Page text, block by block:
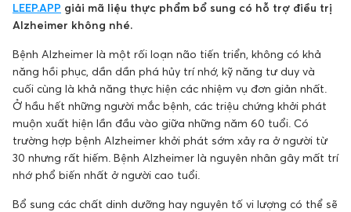
LEEP.APP giải mã liệu thực phẩm bổ sung có hỗ trợ điều trị
Alzheimer không nhé.
Bệnh Alzheimer là một rối loạn não tiến triển, không có khả
năng hồi phục, dần dần phá hủy trí nhớ, kỹ năng tư duy và
cuối cùng là khả năng thực hiện các nhiệm vụ đơn giản nhất.
Ở hầu hết những người mắc bệnh, các triệu chứng khởi phát
muộn xuất hiện lần đầu vào giữa những năm 60 tuổi. Có
trường hợp bệnh Alzheimer khởi phát sớm xảy ra ở người từ
30 nhưng rất hiếm. Bệnh Alzheimer là nguyên nhân gây mất trí
nhớ phổ biến nhất ở người cao tuổi.
Bổ sung các chất dinh dưỡng hay nguyên tố vi lượng có thể sẽ